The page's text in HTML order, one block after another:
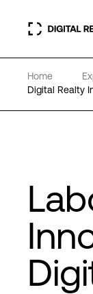
Centros de
Acerca de
Home
Digital Realty